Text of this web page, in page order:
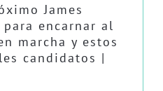
James
encarnar al
marcha y estos
candidatos |